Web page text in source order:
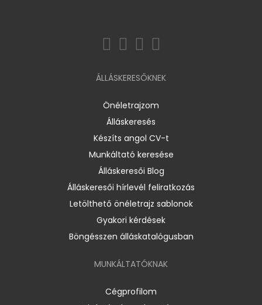
ÁLLÁSKERESŐKNEK
Önéletrajzom
Álláskeresés
Készíts angol CV-t
Munkáltató keresése
Álláskeresői Blog
Álláskeresői hírlevél feliratkozás
Letölthető önéletrajz sablonok
Gyakori kérdések
Böngésszen álláskatalógusban
MUNKÁLTATÓKNAK
Cégprofilom